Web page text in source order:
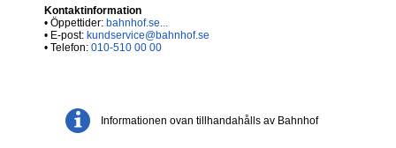
Kontaktinformation
• Öppettider: bahnhof.se...
• E-post: kundservice@bahnhof.se
• Telefon: 010-510 00 00
Informationen ovan tillhandahålls av Bahnhof